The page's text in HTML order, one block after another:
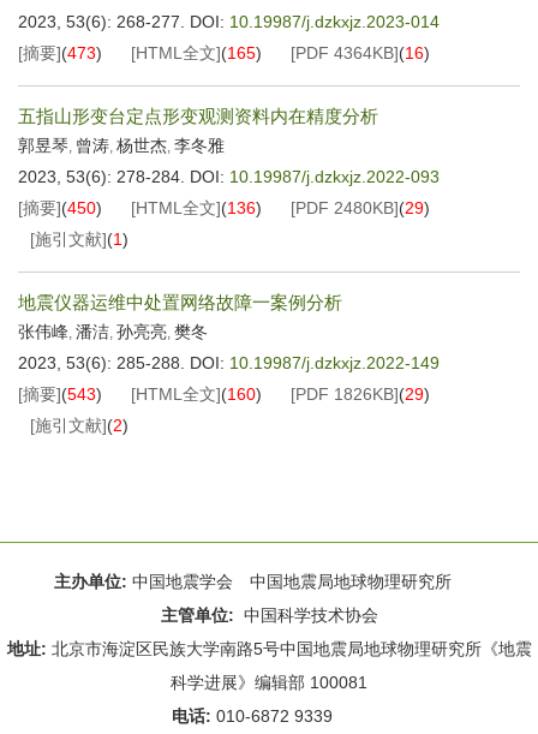
2023, 53(6): 268-277.
DOI: 10.19987/j.dzkxjz.2023-014
[摘要](473) [HTML全文](165) [PDF 4364KB](16)
五指山形变台定点形变观测资料内在精度分析
郭昱琴, 曾涛, 杨世杰, 李冬雅
2023, 53(6): 278-284. DOI: 10.19987/j.dzkxjz.2022-093
[摘要](450) [HTML全文](136) [PDF 2480KB](29)
[施引文献](1)
地震仪器运维中处置网络故障一案例分析
张伟峰, 潘洁, 孙亮亮, 樊冬
2023, 53(6): 285-288.
DOI: 10.19987/j.dzkxjz.2022-149
[摘要](543) [HTML全文](160) [PDF 1826KB](29)
[施引文献](2)
主办单位: 中国地震学会 中国地震局地球物理研究所
主管单位: 中国科学技术协会
地址: 北京市海淀区民族大学南路5号中国地震局地球物理研究所《地震
科学进展》编辑部 100081
电话: 010-6872 9339